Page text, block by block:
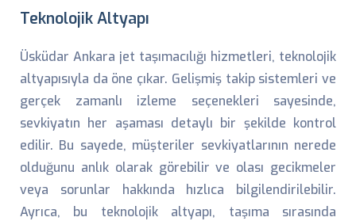
Teknolojik Altyapı
Üsküdar Ankara jet taşımacılığı hizmetleri, teknolojik
altyapısıyla da öne çıkar. Gelişmiş takip sistemleri ve
gerçek zamanlı izleme seçenekleri sayesinde,
sevkiyatın her aşaması detaylı bir şekilde kontrol
edilir. Bu sayede, müşteriler sevkiyatlarının nerede
olduğunu anlık olarak görebilir ve olası gecikmeler
veya sorunlar hakkında hızlıca bilgilendirilebilir.
Ayrıca, bu teknolojik altyapı, taşıma sırasında